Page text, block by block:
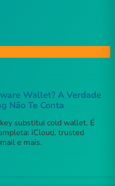
Wallet? A Verdade
Não Te Conta
substitui cold wallet. É
iCloud, trusted
e mais.